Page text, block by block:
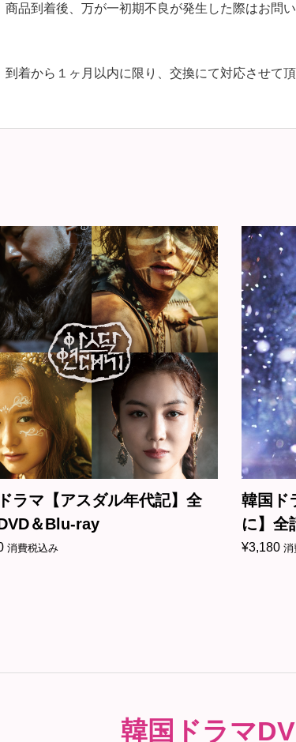
商品到着後、万が一初期不良が発生した際はお問
到着から１ヶ月以内に限り、交換にて対応させて頂
ラマ【アスダル年代記】全
＆Blu-ray
消費税込み
韓国ド
に】
¥3,180 消
韓国ドラマ